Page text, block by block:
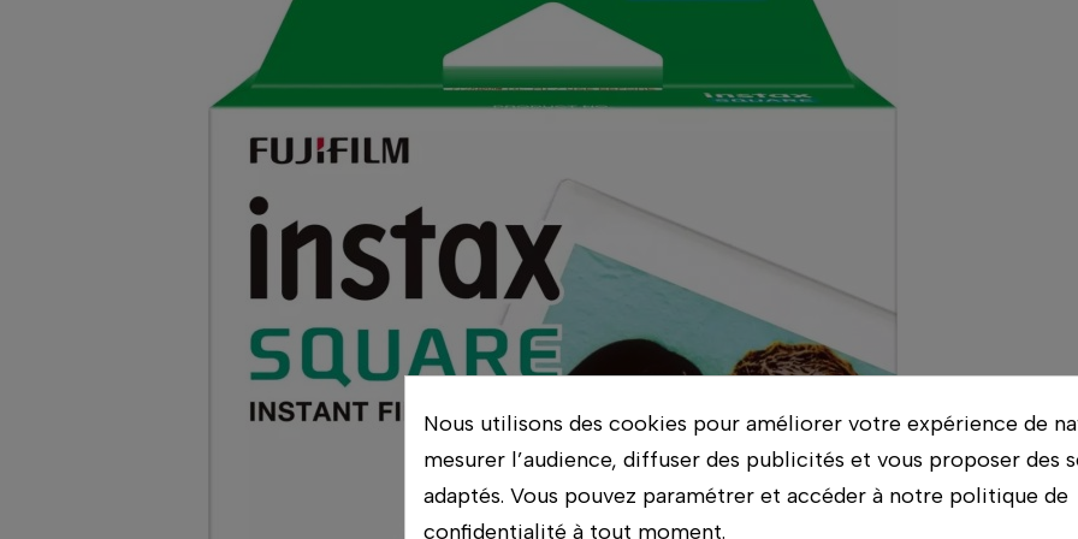
Nous utilisons des cookies pour améliorer votre expérience de
mesurer l’audience, diffuser des publicités et vous proposer des
adaptés. Vous pouvez paramétrer et accéder à notre politique de
confidentialité à tout moment.